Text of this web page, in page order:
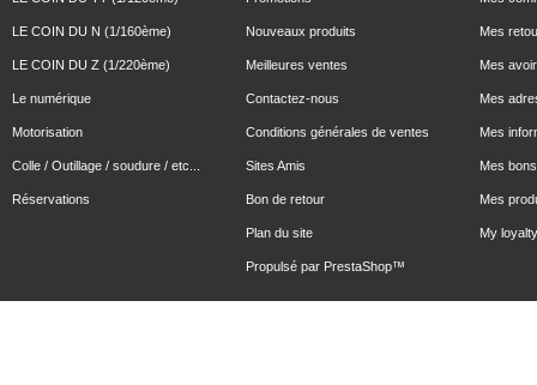
LE COIN DU N (1/160ème)
LE COIN DU Z (1/220ème)
Le numérique
Motorisation
Colle / Outillage / soudure / etc...
Réservations
Nouveaux produits
Meilleures ventes
Contactez-nous
Conditions générales de ventes
Sites Amis
Bon de retour
Plan du site
Propulsé par PrestaShop™
Mes
Mes
Mes
Mes
Mes
Mes
My